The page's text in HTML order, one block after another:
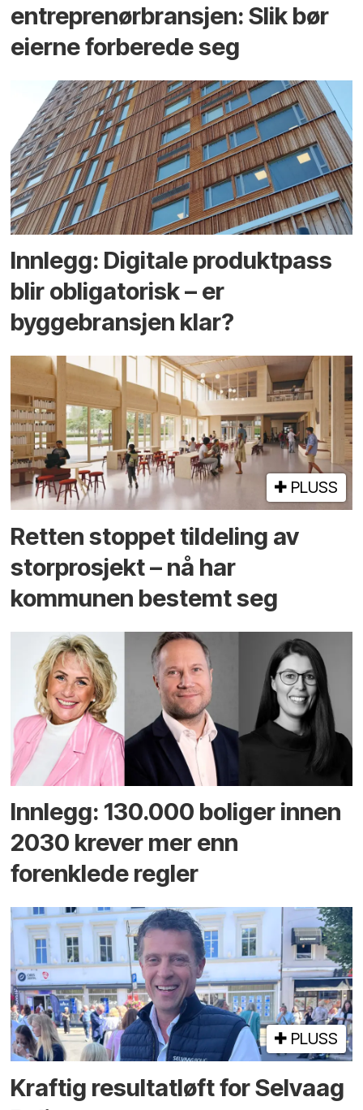
entreprenør­bransjen: Slik bør
eierne forberede seg
Innlegg: Digitale produktpass
blir obligatorisk – er
byggebransjen klar?
PLUSS
Retten stoppet tildeling av
storprosjekt – nå har
kommunen bestemt seg
Innlegg: 130.000 boliger innen
2030 krever mer enn
forenklede regler
PLUSS
Kraftig resultatløft for Selvaag